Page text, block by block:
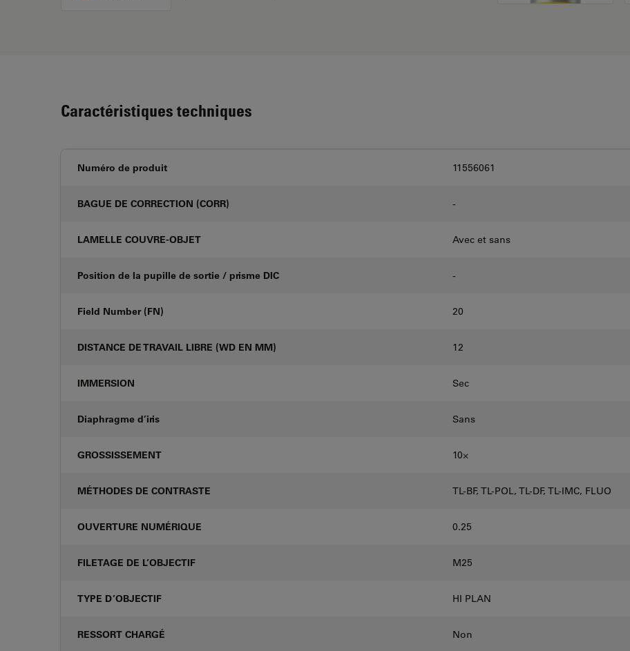
Caractéristiques techniques
Numéro de produit 11556061
BAGUE DE CORRECTION (CORR) -
LAMELLE COUVRE-OBJET Avec et sans
Position de la pupille de sortie / prisme DIC -
Field Number (FN) 20
DISTANCE DE TRAVAIL LIBRE (WD EN MM) 12
IMMERSION Sec
Diaphragme d’iris Sans
GROSSISSEMENT 10⨉
MÉTHODES DE CONTRASTE TL-BF, TL-POL, TL-DF, TL-IMC, FLUO
OUVERTURE NUMÉRIQUE 0.25
FILETAGE DE L’OBJECTIF M25
TYPE D’OBJECTIF HI PLAN
RESSORT CHARGÉ Non